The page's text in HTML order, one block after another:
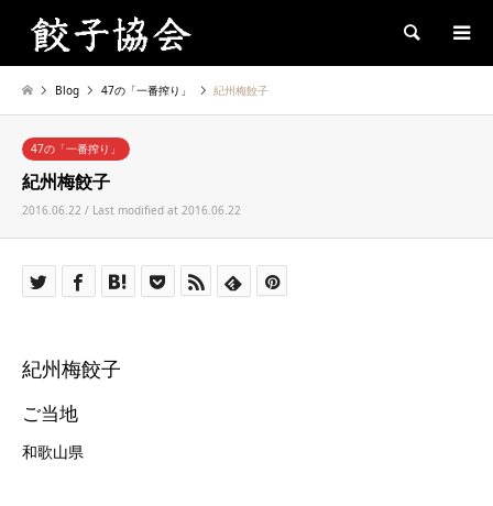
Search
Blog 47の「一番搾り」 紀州梅餃子
47の「一番搾り」
紀州梅餃子
2016.06.22 / Last modified at 2016.06.22
紀州梅餃子
ご当地
和歌山県